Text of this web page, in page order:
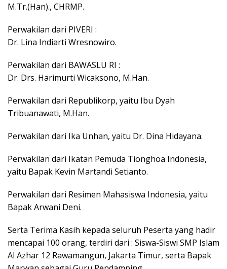
M.Tr.(Han)., CHRMP.
Perwakilan dari PIVERI :
Dr. Lina Indiarti Wresnowiro.
Perwakilan dari BAWASLU RI :
Dr. Drs. Harimurti Wicaksono, M.Han.
Perwakilan dari Republikorp, yaitu Ibu Dyah
Tribuanawati, M.Han.
Perwakilan dari Ika Unhan, yaitu Dr. Dina Hidayana.
Perwakilan dari Ikatan Pemuda Tionghoa Indonesia,
yaitu Bapak Kevin Martandi Setianto.
Perwakilan dari Resimen Mahasiswa Indonesia, yaitu
Bapak Arwani Deni.
Serta Terima Kasih kepada seluruh Peserta yang hadir
mencapai 100 orang, terdiri dari : Siswa-Siswi SMP Islam
Al Azhar 12 Rawamangun, Jakarta Timur, serta Bapak